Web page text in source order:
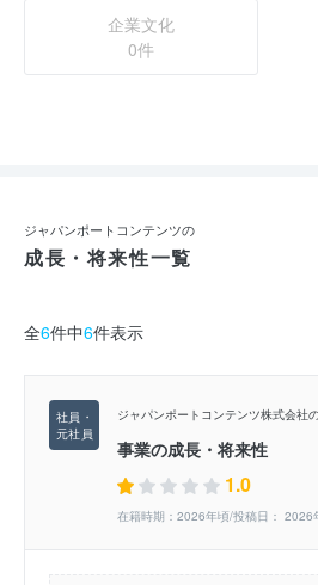
企業文化
0件
ジャパンポートコンテンツの
成長・将来性一覧
全6件中6件表示
ジャパンポートコンテンツ株式会社
事業の成長・将来性
1.0
在籍時期：2026年頃/投稿日： 2026